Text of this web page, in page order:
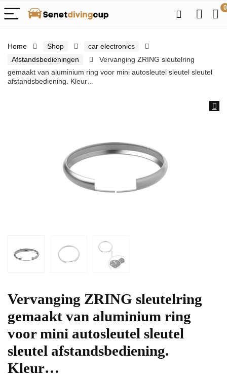
0
Home Shop
car electronics
Afstandsbedieningen
Vervanging ZRING sleutelring
gemaakt van aluminium ring voor mini autosleutel sleutel sleutel
afstandsbediening. Kleur…
Vervanging ZRING sleutelring
gemaakt van aluminium ring
voor mini autosleutel sleutel
sleutel afstandsbediening.
Kleur…